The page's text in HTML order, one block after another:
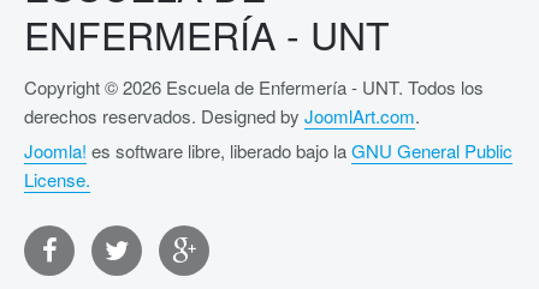
ENFERMERÍA - UNT
Copyright © 2026 Escuela de Enfermería - UNT. Todos los
derechos reservados. Designed by JoomlArt.com.
Joomla! es software libre, liberado bajo laGNU General Public
License.